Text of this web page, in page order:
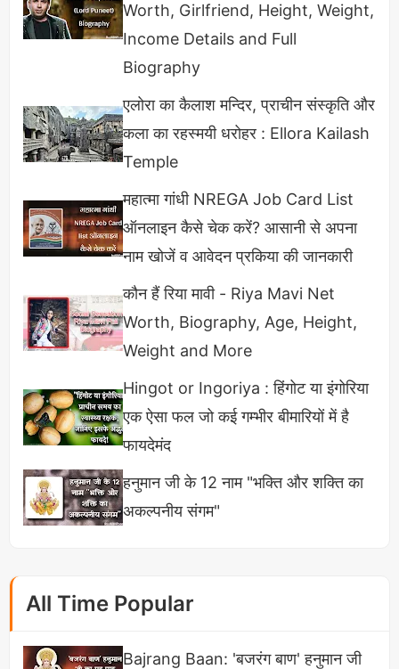
आधिकारिक घोषणा और सम्मान समारोह
सूचना एवं प्रसारण मंत्रालय ने खुद एक ट्वीट
के जरिए इसकी आधिकारिक घोषणा की। मंत्रालय ने कहा:
"दादासाहब फाल्के अवॉर्ड चयन समिति की सिफारिश
पर, भारत सरकार को यह घोषणा करते हुए बहुत खुशी
हो रही है कि श्री मोहनलाल को प्रतिष्ठित दादा साहब
फाल्के पुरस्कार 2023 प्रदान किया जाएगा... यह
अवॉर्ड 23 सितंबर, 2025 को 71वें नेशनल फिल्म
अवॉर्ड्स समारोह में प्रदान किया जाएगा।"
इसका मतलब है कि हमें इस ऐतिहासिक पल को देखने के लिए
कुछ समय और इंतजार करना होगा, लेकिन यह इंतजार निश्चित
रूप से worth it होगा!
प्रधानमंत्री मोदी ने दी ऐतिहासिक बधाई
इस बड़ी उपलब्धि परप्रधानमंत्री नरेंद्र मोदी
और केरल की संस्कृति से उनका लगाव उनक कला में साफ
Worth, Girlfriend, Height, Weight,
Income Details and Full
Biography
एलोरा का कैलाश मन्दिर, प्राचीन संस्कृति और
कला का रहस्मयी धरोहर : Ellora Kailash
Temple
महात्मा गांधी NREGA Job Card List
ऑनलाइन कैसे चेक करें? आसानी से अपना
नाम खोजें व आवेदन प्रकिया की जानकारी
कौन हैं रिया मावी - Riya Mavi Net
Worth, Biography, Age, Height,
Weight and More
Hingot or Ingoriya : हिंगोट या इंगोरिया
एक ऐसा फल जो कई गम्भीर बीमारियों में है
फायदेमंद
हनुमान जी के 12 नाम "भक्ति और शक्ति का
अकल्पनीय संगम"
All Time Popular
Bajrang Baan: 'बजरंग बाण' हनुमान जी